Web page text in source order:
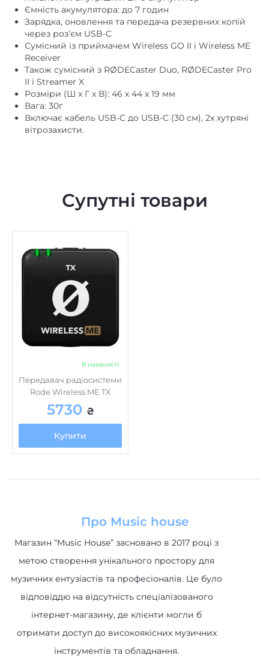
Ємність акумулятора: до 7 годин
Зарядка, оновлення та передача резервних копій
через роз’єм USB-C
Сумісний із приймачем Wireless GO II і Wireless ME
Receiver
Також сумісний з RØDECaster Duo, RØDECaster Pro
II і Streamer X
Розміри (Ш x Г x В): 46 x 44 x 19 мм
Вага: 30г
Включає кабель USB-C до USB-C (30 см), 2x хутряні
вітрозахисти.
Супутні товари
В наявності
Передавач радіосистеми
Rode Wireless ME TX
5730 ₴
Купити
Про Music house
Магазин “Music House” засновано в 2017 році з
метою створення унікального простору для
музичних ентузіастів та професіоналів. Це було
відповіддю на відсутність спеціалізованого
інтернет-магазину, де клієнти могли б
отримати доступ до високоякісних музичних
інструментів та обладнання.